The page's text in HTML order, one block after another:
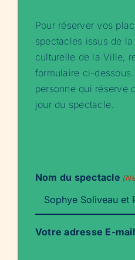
Pour réserver vos
spectacles issus de
culturelle de la Ville,
formulaire ci-dessous.
personne qui réserve
jour du spectacle.
Nom du spectacle
Votre adresse E-mail